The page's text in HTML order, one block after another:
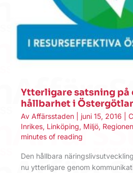
Ytterligare satsning på
hållbarhet i
Av Affärsstaden juni 15, 2016
Inrikes, Linköping, Miljö, Regionen
minutes of reading
Den hållbara
nu ytterligare genom